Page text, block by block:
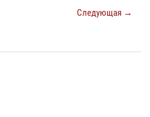
Следующая →